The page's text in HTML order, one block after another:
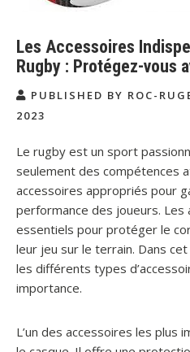
Les Accessoires
Rugby : Protégez-vous
PUBLISHED BY ROC-
2023
Le rugby est un sport
seulement des compétences
accessoires appropriés pour
performance des joueurs.
essentiels pour protéger le
leur jeu sur le terrain. Dans
les différents types
importance.
L’un des accessoires les plus